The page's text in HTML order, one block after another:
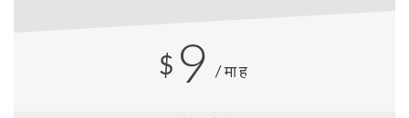
$ 9 /माह